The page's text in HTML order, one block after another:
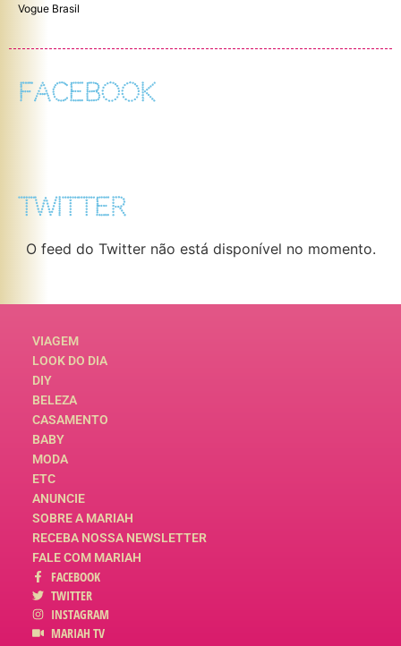
Vogue Brasil
FACEBOOK
TWITTER
O feed do Twitter não está disponível no momento.
VIAGEM
LOOK DO DIA
DIY
BELEZA
CASAMENTO
BABY
MODA
ETC
ANUNCIE
SOBRE A MARIAH
RECEBA NOSSA NEWSLETTER
FALE COM MARIAH
FACEBOOK
TWITTER
INSTAGRAM
MARIAH TV